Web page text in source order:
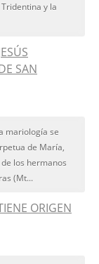
y la
SAN
mariología se
de María,
los hermanos
(Mt...
ORIGEN